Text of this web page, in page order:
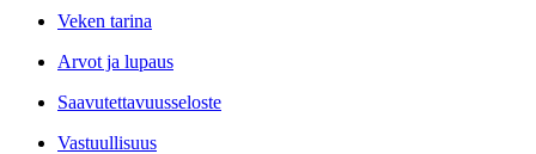
Veken tarina
Arvot ja lupaus
Saavutettavuusseloste
Vastuullisuus